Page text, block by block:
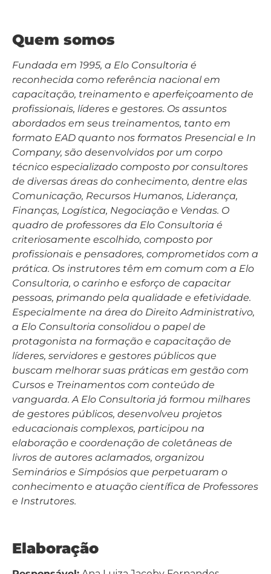
Quem somos
Fundada em 1995, a Elo Consultoria é
reconhecida como referência nacional em
capacitação, treinamento e aperfeiçoamento de
profissionais, líderes e gestores. Os assuntos
abordados em seus treinamentos, tanto em
formato EAD quanto nos formatos Presencial e In
Company, são desenvolvidos por um corpo
técnico especializado composto por consultores
de diversas áreas do conhecimento, dentre elas
Comunicação, Recursos Humanos, Liderança,
Finanças, Logística, Negociação e Vendas. O
quadro de professores da Elo Consultoria é
criteriosamente escolhido, composto por
profissionais e pensadores, comprometidos com a
prática. Os instrutores têm em comum com a Elo
Consultoria, o carinho e esforço de capacitar
pessoas, primando pela qualidade e efetividade.
Especialmente na área do Direito Administrativo,
a Elo Consultoria consolidou o papel de
protagonista na formação e capacitação de
líderes, servidores e gestores públicos que
buscam melhorar suas práticas em gestão com
Cursos e Treinamentos com conteúdo de
vanguarda. A Elo Consultoria já formou milhares
de gestores públicos, desenvolveu projetos
educacionais complexos, participou na
elaboração e coordenação de coletâneas de
livros de autores aclamados, organizou
Seminários e Simpósios que perpetuaram o
conhecimento e atuação científica de Professores
e Instrutores.
Elaboração